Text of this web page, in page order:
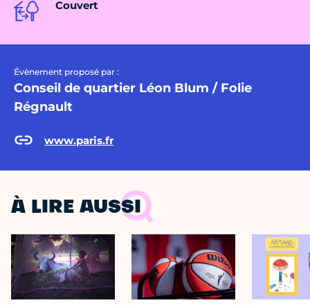
Couvert
Évènement proposé par :
Conseil de quartier Léon Blum / Folie
Régnault
www.paris.fr
À LIRE AUSSI